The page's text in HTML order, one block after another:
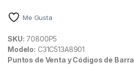
Me Gusta
SKU: 70800P5
Modelo: C31C513A8901
Puntos de Venta y Códigos de Barra